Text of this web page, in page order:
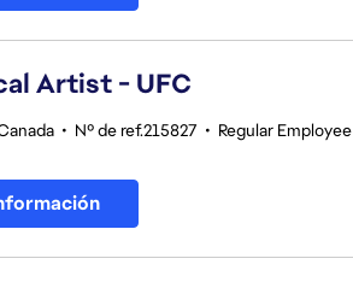
Artist - UFC
• Nº de ref.215827 • Regular Employee